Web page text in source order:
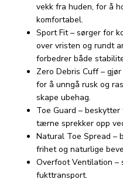
vekk fra huden, for å
komfortabel.
Sport Fit – sørger for
over vristen og rundt
forbedrer både
Zero Debris Cuff –
for å unngå rusk og
skape ubehag.
Toe Guard –
tærne sprekker opp
Natural Toe Spread –
frihet og naturlige
Overfoot Ventilation –
fukttransport.